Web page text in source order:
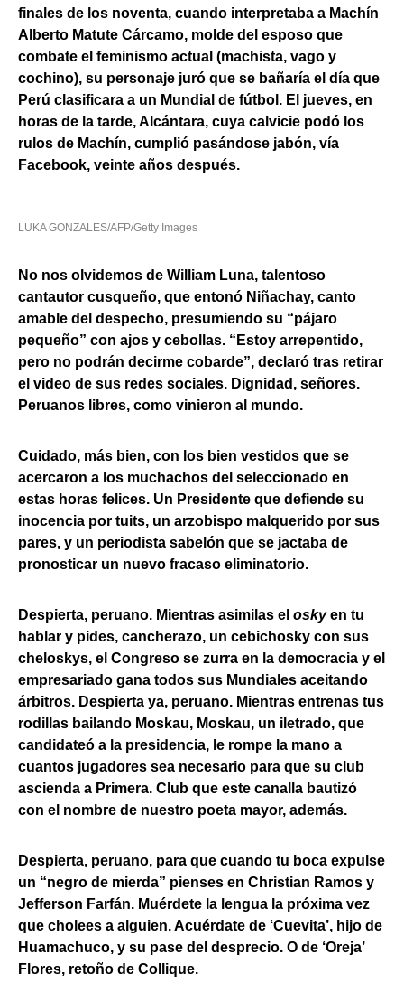
finales de los noventa, cuando interpretaba a Machín
Alberto Matute Cárcamo, molde del esposo que
combate el feminismo actual (machista, vago y
cochino), su personaje juró que se bañaría el día que
Perú clasificara a un Mundial de fútbol. El jueves, en
horas de la tarde, Alcántara, cuya calvicie podó los
rulos de Machín, cumplió pasándose jabón, vía
Facebook, veinte años después.
LUKA GONZALES/AFP/Getty Images
No nos olvidemos de William Luna, talentoso
cantautor cusqueño, que entonó Niñachay, canto
amable del despecho, presumiendo su “pájaro
pequeño” con ajos y cebollas. “Estoy arrepentido,
pero no podrán decirme cobarde”, declaró tras retirar
el video de sus redes sociales. Dignidad, señores.
Peruanos libres, como vinieron al mundo.
Cuidado, más bien, con los bien vestidos que se
acercaron a los muchachos del seleccionado en
estas horas felices. Un Presidente que defiende su
inocencia por tuits, un arzobispo malquerido por sus
pares, y un periodista sabelón que se jactaba de
pronosticar un nuevo fracaso eliminatorio.
Despierta, peruano. Mientras asimilas el oskyen tu
hablar y pides, cancherazo, un cebichosky con sus
cheloskys, el Congreso se zurra en la democracia y el
empresariado gana todos sus Mundiales aceitando
árbitros. Despierta ya, peruano. Mientras entrenas tus
rodillas bailando Moskau, Moskau, un iletrado, que
candidateó a la presidencia, le rompe la mano a
cuantos jugadores sea necesario para que su club
ascienda a Primera. Club que este canalla bautizó
con el nombre de nuestro poeta mayor, además.
Despierta, peruano, para que cuando tu boca expulse
un “negro de mierda” pienses en Christian Ramos y
Jefferson Farfán. Muérdete la lengua la próxima vez
que cholees a alguien. Acuérdate de ‘Cuevita’, hijo de
Huamachuco, y su pase del desprecio. O de ‘Oreja’
Flores, retoño de Collique.